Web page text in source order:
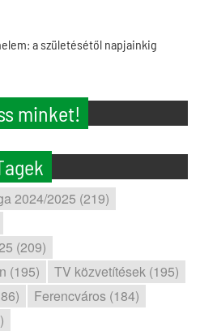
a születésétől napjainkig
minket!
2024/2025 (219)
(209)
(195)
TV közvetítések (195)
Ferencváros (184)